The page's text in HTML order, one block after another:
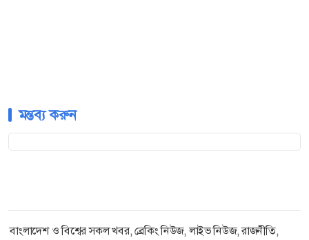
মন্তব্য করুন
বাংলাদেশ ও বিশ্বের সকল খবর, ব্রেকিং নিউজ, লাইভ নিউজ, রাজনীতি,